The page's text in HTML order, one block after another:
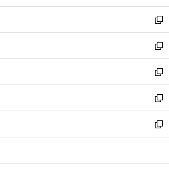
開
く
ウ
で
開
く
ン
ド
ウ
で
開
く
ウ
ィ
ン
ド
ウ
で
開
く
新
し
い
ウ
ィ
ン
ド
ウ
で
開
新
し
い
ウ
ィ
ン
ド
ウ
開
新
し
い
ウ
ィ
ン
ウ
新
し
い
ウ
ン
新
し
ウ